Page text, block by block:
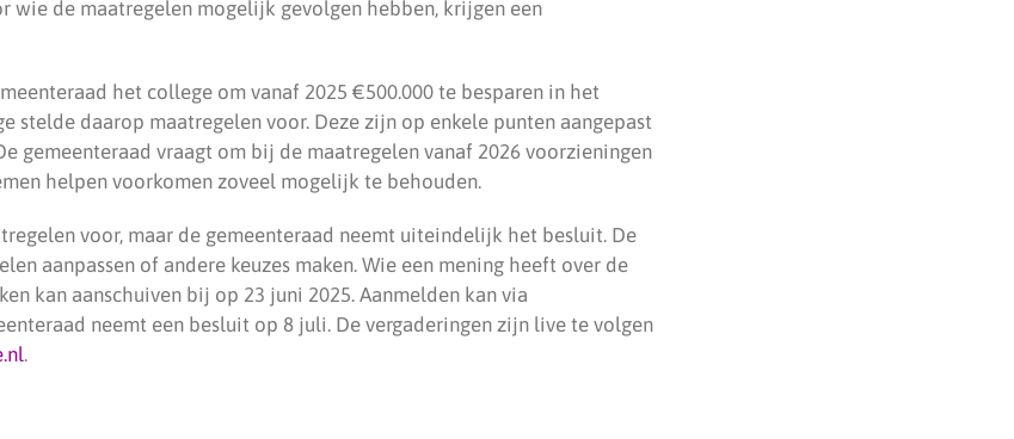
wie de maatregelen mogelijk gevolgen hebben, krijgen een
het college om vanaf 2025 €500.000 te besparen in het
stelde daarop maatregelen voor. Deze zijn op enkele punten aangepast
gemeenteraad vraagt om bij de maatregelen vanaf 2026 voorzieningen
helpen voorkomen zoveel mogelijk te behouden.
voor, maar de gemeenteraad neemt uiteindelijk het besluit. De
aanpassen of andere keuzes maken. Wie een mening heeft over de
kan aanschuiven bij op 23 juni 2025. Aanmelden kan via
neemt een besluit op 8 juli. De vergaderingen zijn live te volgen
.